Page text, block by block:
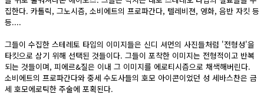
집한다. 카톨릭, 그노시즘, 소비에트의 프로파간다, 텔레비젼, 영화, 음반 자킷 등
등....
그들이 수집한 스테레토 타입의 이미지들은 신디 셔먼의 사진들처럼 '전형성'을
타킷으로 삼기 위해 선택된 것들이다. 그들이 포착한 이미지는 전형적이고 반복
되는 것들이며, 피에르&질은 이내 그 이미지를 에로티시즘으로 채색해버린다.
소비에트의 프로파간다와 중세 수도사들의 호모 아이콘이었던 성 세바스찬은 금
세 호모에로틱한 주술에 포획된다.